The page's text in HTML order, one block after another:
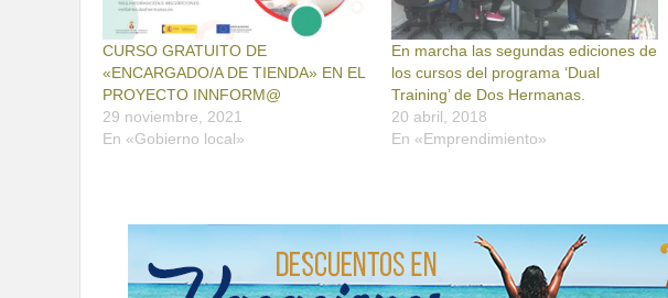
CURSO GRATUITO DE
«ENCARGADO/A DE TIENDA» EN EL
PROYECTO INNFORM@
29 noviembre, 2021
En «Gobierno local»
En marcha las segundas ediciones de
los cursos del programa ‘Dual
Training’ de Dos Hermanas.
20 abril, 2018
En «Emprendimiento»